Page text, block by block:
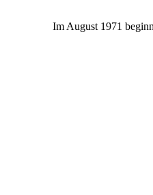
Im August 1971